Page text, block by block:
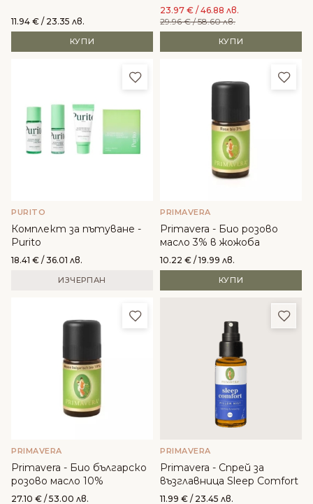
11.94 € / 23.35 лв.
КУПИ
23.97 € / 46.88 лв.
29.96€/ 58.60 лв.
КУПИ
Добави в любими
PURITO
Комплект за пътуване -
Purito
18.41 € / 36.01 лв.
ИЗЧЕРПАН
PRIMAVERA
Primavera - Био розово
масло 3% в жожоба
10.22 € / 19.99 лв.
КУПИ
Добави в любими
PRIMAVERA
Primavera - Био българско
розово масло 10%
27.10 € / 53.00 лв.
PRIMAVERA
Primavera - Спрей за
възглавница Sleep Comfort
11.99 € / 23.45 лв.